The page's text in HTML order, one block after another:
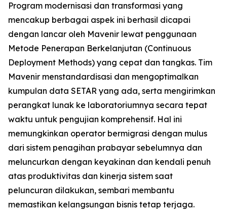
Program modernisasi dan transformasi yang
mencakup berbagai aspek ini berhasil dicapai
dengan lancar oleh Mavenir lewat penggunaan
Metode Penerapan Berkelanjutan (Continuous
Deployment Methods) yang cepat dan tangkas. Tim
Mavenir menstandardisasi dan mengoptimalkan
kumpulan data SETAR yang ada, serta mengirimkan
perangkat lunak ke laboratoriumnya secara tepat
waktu untuk pengujian komprehensif. Hal ini
memungkinkan operator bermigrasi dengan mulus
dari sistem penagihan prabayar sebelumnya dan
meluncurkan dengan keyakinan dan kendali penuh
atas produktivitas dan kinerja sistem saat
peluncuran dilakukan, sembari membantu
memastikan kelangsungan bisnis tetap terjaga.